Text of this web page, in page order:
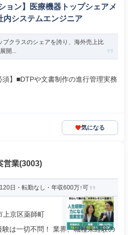
ョン】医療機器トップシェアメ
内システムエンジニア
プクラスのシェアを誇り、海外売上比
開...
】■DTPや文書制作の進行管理実務
気になる
営業(3003)
日・転勤なし・年収600万↑可
上京区薬師町
は一切不問！ 業界、職種未経験の